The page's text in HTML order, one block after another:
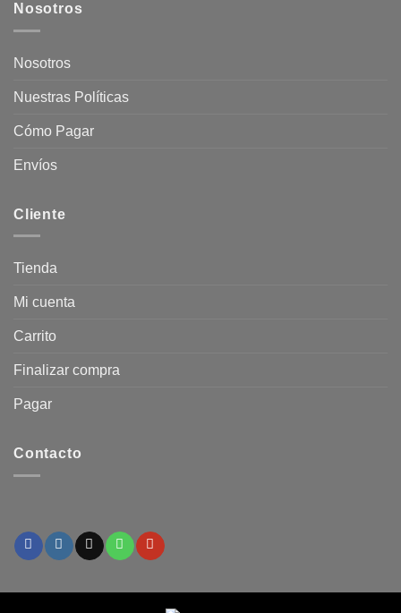
Nosotros
Nosotros
Nuestras Políticas
Cómo Pagar
Envíos
Cliente
Tienda
Mi cuenta
Carrito
Finalizar compra
Pagar
Contacto